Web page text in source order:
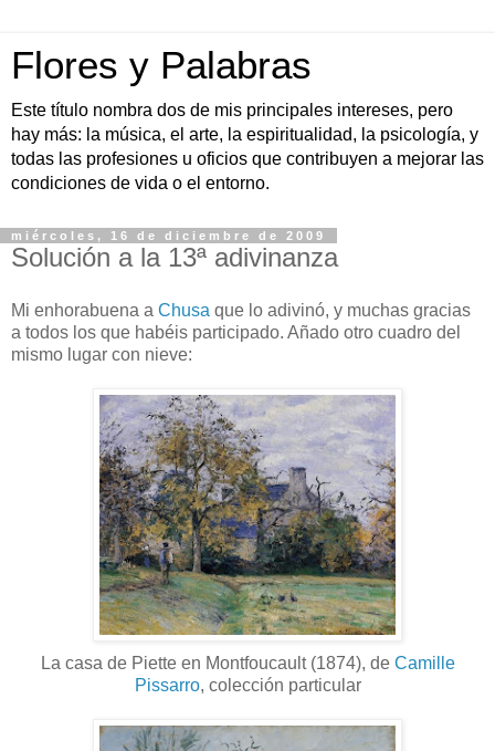
Flores y Palabras
Este título nombra dos de mis principales intereses, pero
hay más: la música, el arte, la espiritualidad, la psicología, y
todas las profesiones u oficios que contribuyen a mejorar las
condiciones de vida o el entorno.
miércoles, 16 de diciembre de 2009
Solución a la 13ª adivinanza
Mi enhorabuena a Chusa que lo adivinó, y muchas gracias
a todos los que habéis participado. Añado otro cuadro del
mismo lugar con nieve:
La casa de Piette en Montfoucault (1874), de Camille
Pissarro, colección particular